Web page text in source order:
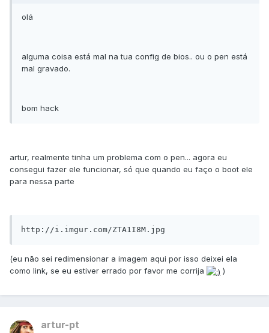
olá
alguma coisa está mal na tua config de bios.. ou o pen está
mal gravado.
bom hack
artur, realmente tinha um problema com o pen... agora eu
consegui fazer ele funcionar, só que quando eu faço o boot ele
para nessa parte
http://i.imgur.com/ZTA1I8M.jpg
(eu não sei redimensionar a imagem aqui por isso deixei ela
como link, se eu estiver errado por favor me corrija
)
artur-pt